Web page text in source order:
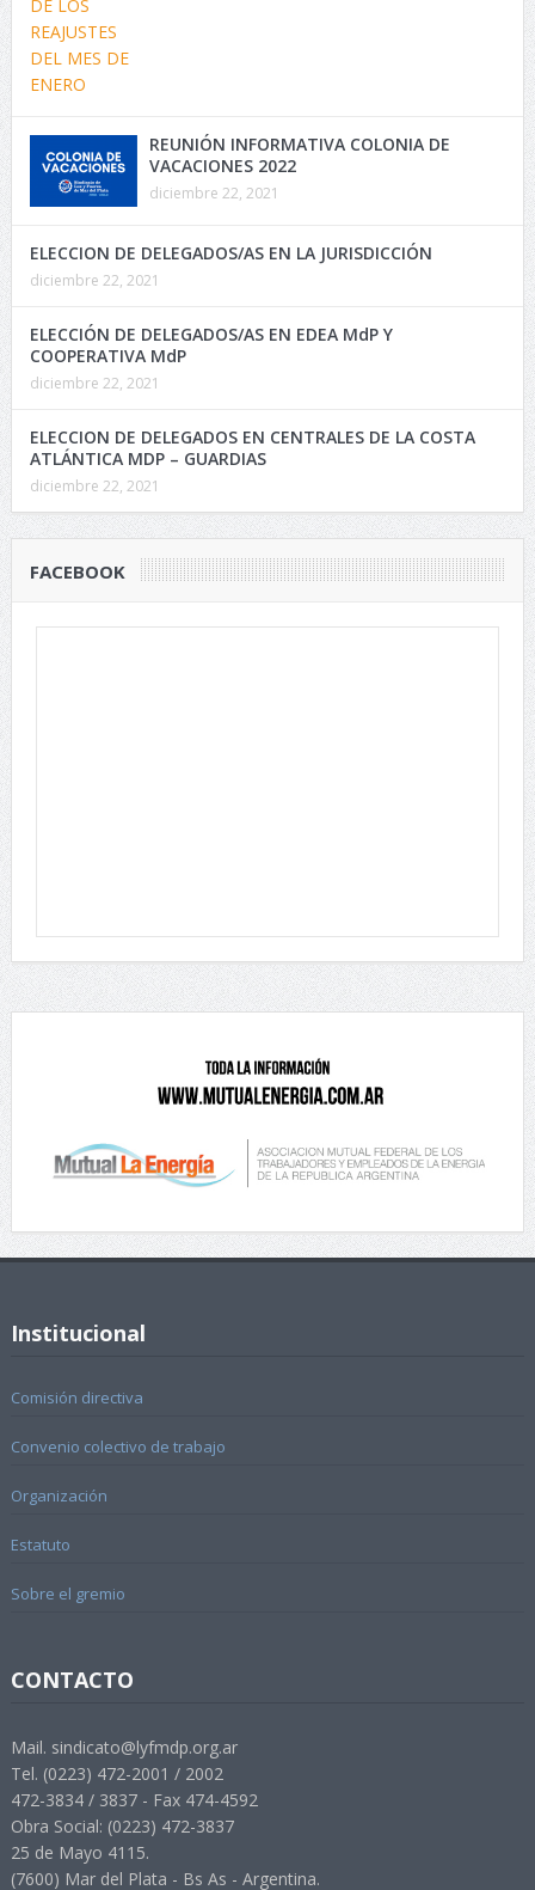
REUNIÓN INFORMATIVA COLONIA DE
VACACIONES 2022
diciembre 22, 2021
ELECCION DE DELEGADOS/AS EN LA JURISDICCIÓN
diciembre 22, 2021
ELECCIÓN DE DELEGADOS/AS EN EDEA MdP Y
COOPERATIVA MdP
diciembre 22, 2021
ELECCION DE DELEGADOS EN CENTRALES DE LA COSTA
ATLÁNTICA MDP – GUARDIAS
diciembre 22, 2021
FACEBOOK
Institucional
Comisión directiva
Convenio colectivo de trabajo
Organización
Estatuto
Sobre el gremio
CONTACTO
Mail. sindicato@lyfmdp.org.ar
Tel. (0223) 472-2001 / 2002
472-3834 / 3837 - Fax 474-4592
Obra Social: (0223) 472-3837
25 de Mayo 4115.
(7600) Mar del Plata - Bs As - Argentina.